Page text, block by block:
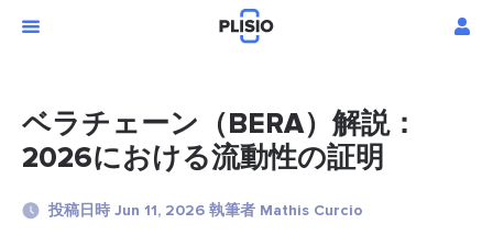
ベラチェーン（BERA）解説：
2026における流動性の証明
投稿日時 Jun 11, 2026 執筆者 Mathis Curcio